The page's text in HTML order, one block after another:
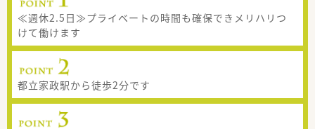
≪週休2.5日≫プライベートの時間も確保できメリハリつ
けて働けます
都立家政駅から徒歩2分です